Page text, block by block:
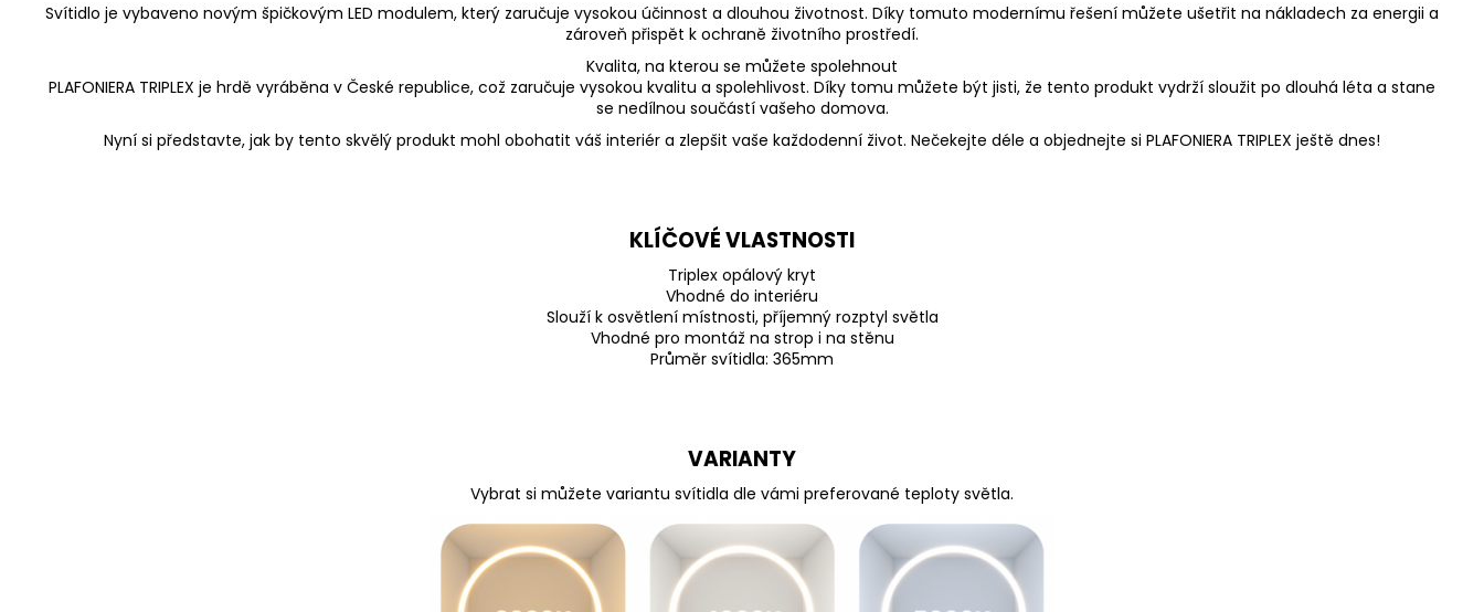
Svítidlo je vybaveno novým špičkovým LED modulem, který zaručuje vysokou účinnost a dlouhou životnost. Díky tomuto modernímu řešení můžete ušetřit na nákladech za energii a
zároveň přispět k ochraně životního prostředí.
Kvalita, na kterou se můžete spolehnout
PLAFONIERA TRIPLEX je hrdě vyráběna v České republice, což zaručuje vysokou kvalitu a spolehlivost. Díky tomu můžete být jisti, že tento produkt vydrží sloužit po dlouhá léta a stane
se nedílnou součástí vašeho domova.
Nyní si představte, jak by tento skvělý produkt mohl obohatit váš interiér a zlepšit vaše každodenní život. Nečekejte déle a objednejte si PLAFONIERA TRIPLEX ještě dnes!
KLÍČOVÉ VLASTNOSTI
Triplex opálový kryt
Vhodné do interiéru
Slouží k osvětlení místnosti, příjemný rozptyl světla
Vhodné pro montáž na strop i na stěnu
Průměr svítidla: 365mm
VARIANTY
Vybrat si můžete variantu svítidla dle vámi preferované teploty světla.